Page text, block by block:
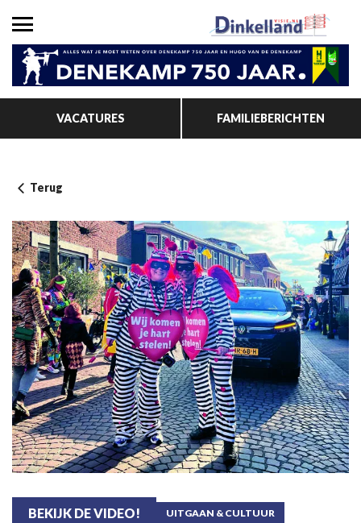
VACATURES FAMILIEBERICHTEN
Terug
BEKIJK DE VIDEO! UITGAAN & CULTUUR